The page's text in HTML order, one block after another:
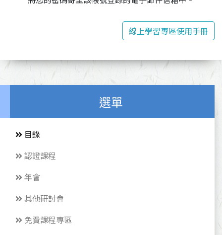
線上學習專區使用手冊
選單
目錄
認證課程
年會
其他研討會
免費課程專區